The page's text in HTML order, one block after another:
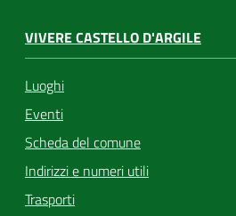
VIVERE CASTELLO D'ARGILE
Luoghi
Eventi
Scheda del comune
Indirizzi e numeri utili
Trasporti